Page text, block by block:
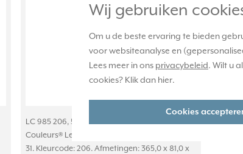
Wij gebruiken
Om u de beste ervaring te bieden
voor websiteanalyse en
Lees meer in ons privacybeleid. Wilt u
cookies? Klik dan hier.
Cookies
LC 985 206, 5-voudig afdekraam. Les
Couleurs® Le Corbusier. Kleur: bleu outremer
31. Kleurcode: 206. Afmetingen: 365,0 x 81,0 x